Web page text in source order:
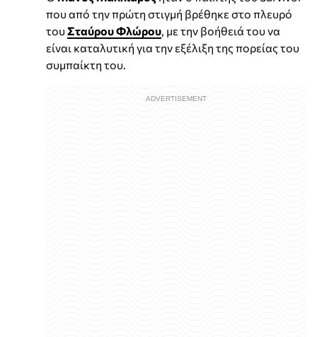
που από την πρώτη στιγμή βρέθηκε στο πλευρό
τουΣταύρου Φλώρου, με την βοήθειά του να
είναι καταλυτική για την εξέλιξη της πορείας του
συμπαίκτη του.